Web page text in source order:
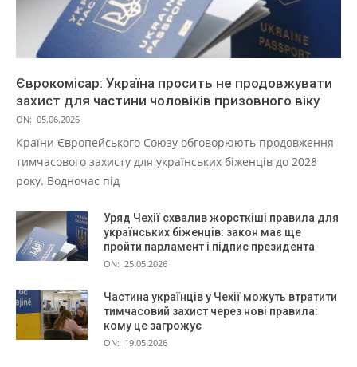
Єврокомісар: Україна просить не продовжувати
захист для частини чоловіків призовного віку
ON: 05.06.2026
Країни Європейського Союзу обговорюють продовження
тимчасового захисту для українських біженців до 2028
року. Водночас під
Уряд Чехії схвалив жорсткіші правила для
українських біженців: закон має ще
пройти парламент і підпис президента
ON: 25.05.2026
Частина українців у Чехії можуть втратити
тимчасовий захист через нові правила:
кому це загрожує
ON: 19.05.2026